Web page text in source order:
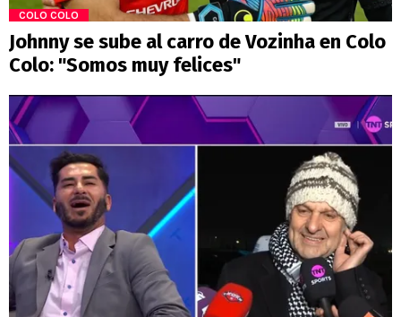
COLO COLO
Johnny se sube al carro de Vozinha en Colo
Colo: "Somos muy felices"